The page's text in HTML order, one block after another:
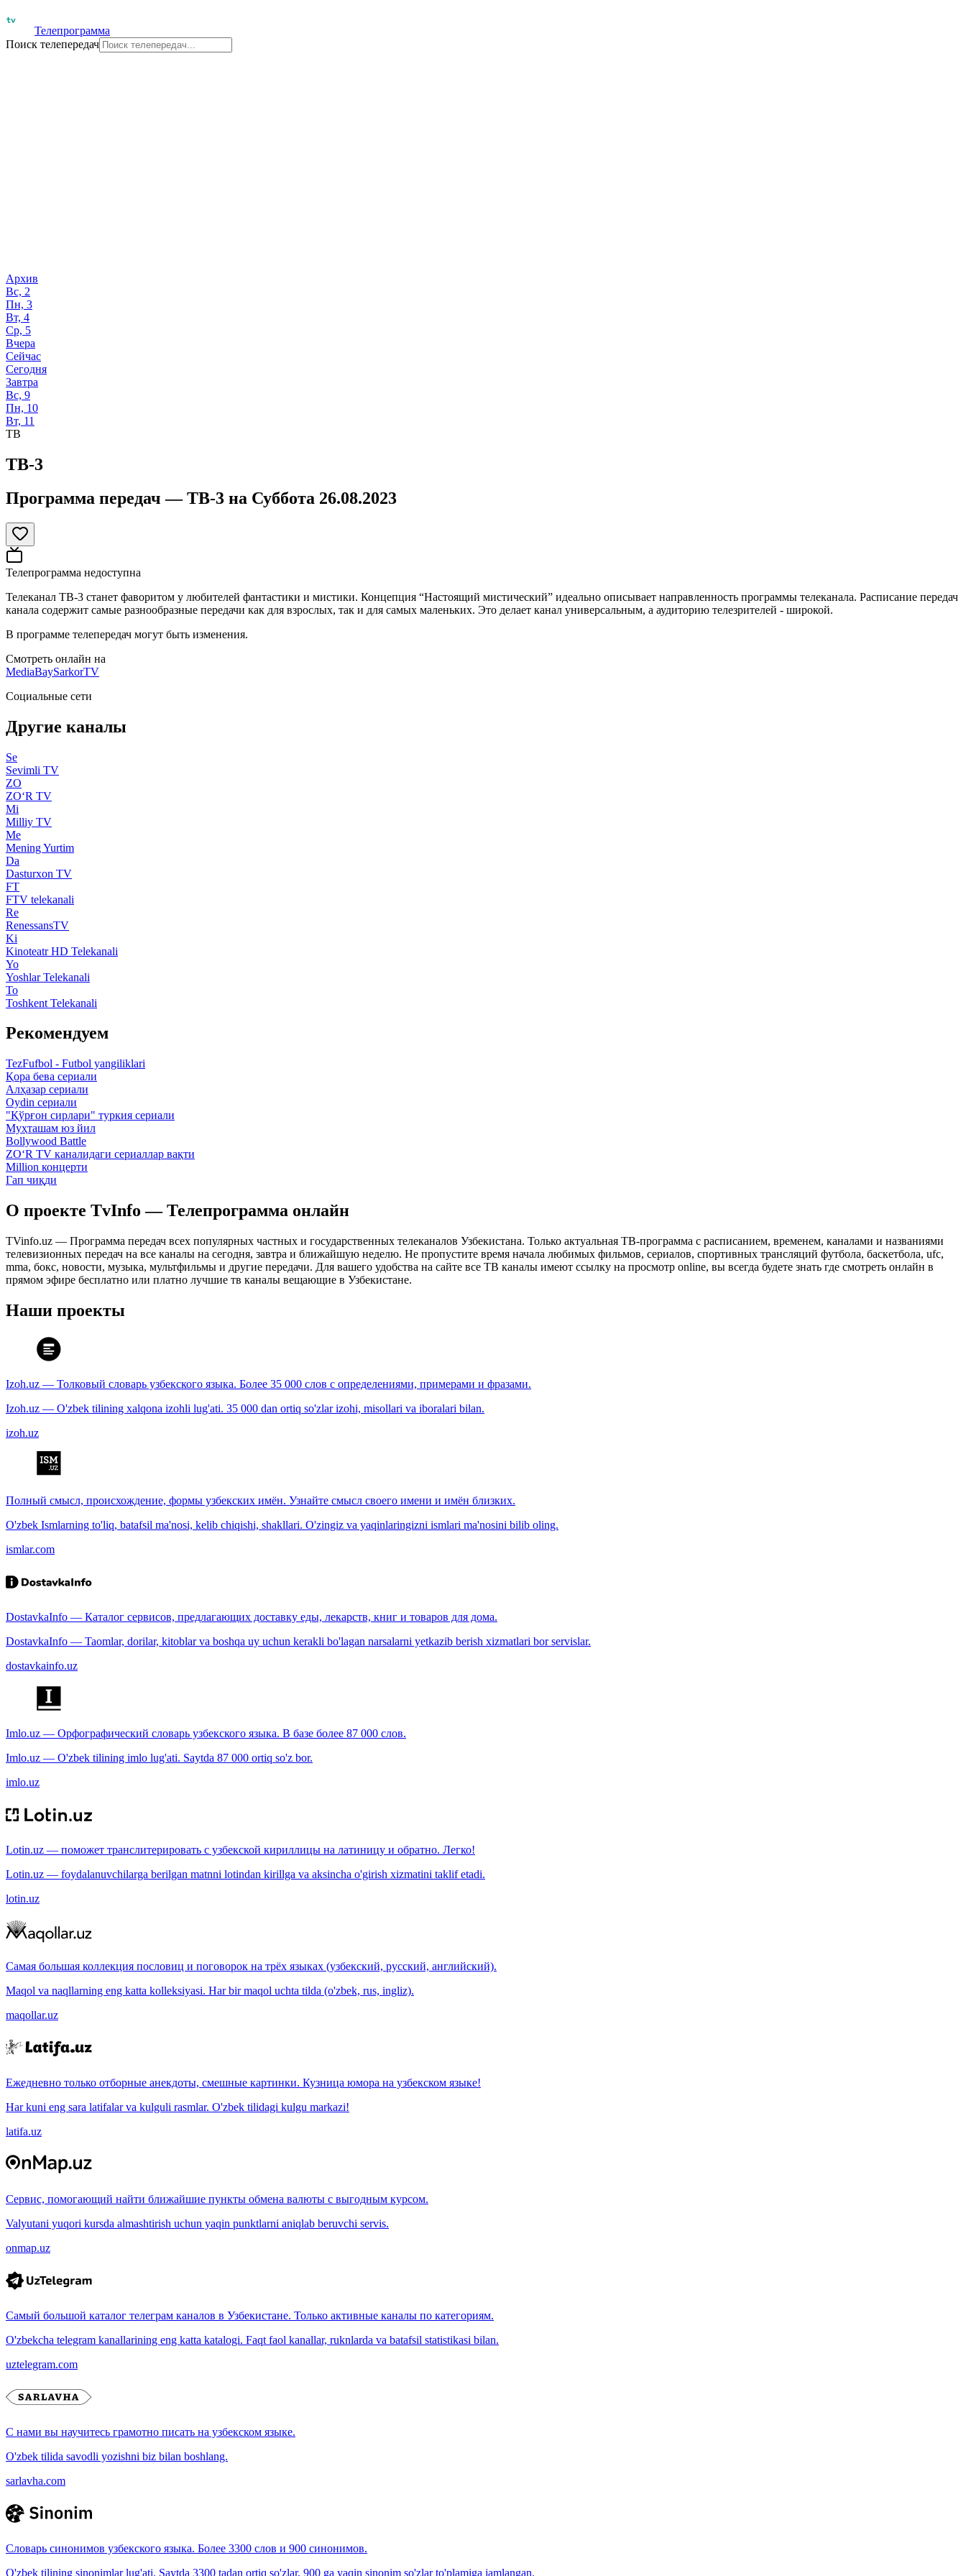
Телепрограмма
Поиск телепередач
Архив
Вс, 2
Пн, 3
Вт, 4
Ср, 5
Вчера
Сейчас
Сегодня
Завтра
Вс, 9
Пн, 10
Вт, 11
ТВ
ТВ-3
Программа передач —ТВ-3 на Суббота 26.08.2023
Телепрограмма недоступна
Телеканал ТВ-3 станет фаворитом у любителей фантастики и мистики. Концепция “Настоящий мистический” идеально описывает направленность программы телеканала. Расписание передач
канала содержит самые разнообразные передачи как для взрослых, так и для самых маленьких. Это делает канал универсальным, а аудиторию телезрителей - широкой.
В программе телепередач могут быть изменения.
Смотреть онлайн на
MediaBaySarkorTV
Социальные сети
Другие каналы
Se
Sevimli TV
ZO
ZO‘R TV
Mi
Milliy TV
Me
Mening Yurtim
Da
Dasturxon TV
FT
FTV telekanali
Re
RenessansTV
Ki
Kinoteatr HD Telekanali
Yo
Yoshlar Telekanali
To
Toshkent Telekanali
Рекомендуем
TezFufbol - Futbol yangiliklari
Қора бева сериали
Алҳазар сериали
Oydin сериали
"Қўрғон сирлари" туркия сериали
Муҳташам юз йил
Bollywood Battle
ZO‘R TV каналидаги сериаллар вақти
Million концерти
Гап чиқди
О проекте TvInfo — Телепрограмма онлайн
TVinfo.uz — Программа передач всех популярных частных и государственных телеканалов Узбекистана. Только актуальная ТВ-программа с расписанием, временем, каналами и названиями
телевизионных передач на все каналы на сегодня, завтра и ближайшую неделю. Не пропустите время начала любимых фильмов, сериалов, спортивных трансляций футбола, баскетбола, ufc,
mma, бокс, новости, музыка, мультфильмы и другие передачи. Для вашего удобства на сайте все ТВ каналы имеют ссылку на просмотр online, вы всегда будете знать где смотреть онлайн в
прямом эфире бесплатно или платно лучшие тв каналы вещающие в Узбекистане.
Наши проекты
Izoh.uz — Толковый словарь узбекского языка. Более 35 000 слов с определениями, примерами и фразами.
Izoh.uz — O'zbek tilining xalqona izohli lug'ati. 35 000 dan ortiq so'zlar izohi, misollari va iboralari bilan.
izoh.uz
Полный смысл, происхождение, формы узбекских имён. Узнайте смысл своего имени и имён близких.
O'zbek Ismlarning to'liq, batafsil ma'nosi, kelib chiqishi, shakllari. O'zingiz va yaqinlaringizni ismlari ma'nosini bilib oling.
ismlar.com
DostavkaInfo — Каталог сервисов, предлагающих доставку еды, лекарств, книг и товаров для дома.
DostavkaInfo — Taomlar, dorilar, kitoblar va boshqa uy uchun kerakli bo'lagan narsalarni yetkazib berish xizmatlari bor servislar.
dostavkainfo.uz
Imlo.uz — Орфографический словарь узбекского языка. В базе более 87 000 слов.
Imlo.uz — O'zbek tilining imlo lug'ati. Saytda 87 000 ortiq so'z bor.
imlo.uz
Lotin.uz — поможет транслитерировать с узбекской кириллицы на латиницу и обратно. Легко!
Lotin.uz — foydalanuvchilarga berilgan matnni lotindan kirillga va aksincha o'girish xizmatini taklif etadi.
lotin.uz
Самая большая коллекция пословиц и поговорок на трёх языках (узбекский, русский, английский).
Maqol va naqllarning eng katta kolleksiyasi. Har bir maqol uchta tilda (o'zbek, rus, ingliz).
maqollar.uz
Ежедневно только отборные анекдоты, смешные картинки. Кузница юмора на узбекском языке!
Har kuni eng sara latifalar va kulguli rasmlar. O'zbek tilidagi kulgu markazi!
latifa.uz
Сервис, помогающий найти ближайшие пункты обмена валюты с выгодным курсом.
Valyutani yuqori kursda almashtirish uchun yaqin punktlarni aniqlab beruvchi servis.
onmap.uz
Самый большой каталог телеграм каналов в Узбекистане. Только активные каналы по категориям.
O'zbekcha telegram kanallarining eng katta katalogi. Faqt faol kanallar, ruknlarda va batafsil statistikasi bilan.
uztelegram.com
С нами вы научитесь грамотно писать на узбекском языке.
O'zbek tilida savodli yozishni biz bilan boshlang.
sarlavha.com
Словарь синонимов узбекского языка. Более 3300 слов и 900 синонимов.
O'zbek tilining sinonimlar lug'ati. Saytda 3300 tadan ortiq so'zlar, 900 ga yaqin sinonim so'zlar to'plamiga jamlangan.